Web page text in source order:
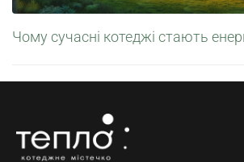
Чому сучасні котеджі стають